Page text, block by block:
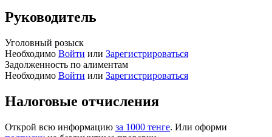
Руководитель
Уголовный розыск
Необходимо Войти или Зарегистрироваться
Задолженность по алиментам
Необходимо Войти или Зарегистрироваться
Налоговые отчисления
Открой всю информацию за 1000 тенге. Или оформи